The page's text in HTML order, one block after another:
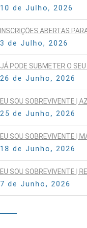
10 de Julho, 2026
INSCRIÇÕES ABERTAS
3 de Julho, 2026
JÁ PODE SUBMETER O
26 de Junho, 2026
EU SOU SOBREVIVENTE |
25 de Junho, 2026
EU SOU SOBREVIVENTE |
18 de Junho, 2026
EU SOU SOBREVIVENTE |
7 de Junho, 2026